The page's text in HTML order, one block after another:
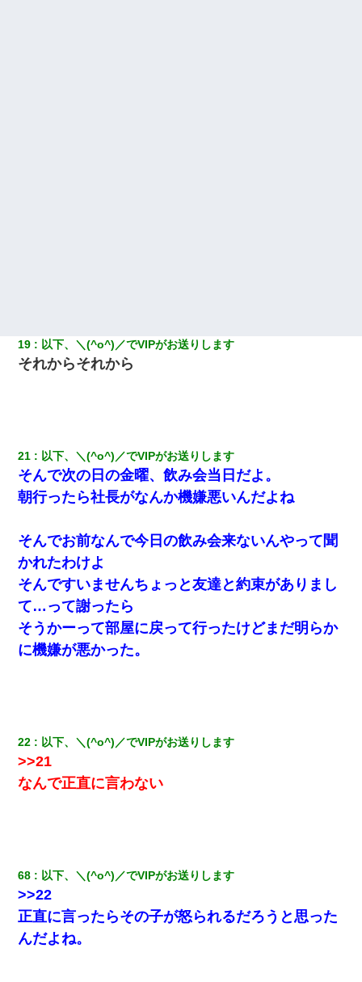
19 以下、＼(^o^)／でVIPがお送りします
それからそれから
21 以下、＼(^o^)／でVIPがお送りします
そんで次の日の金曜、飲み会当日だよ。
朝行ったら社長がなんか機嫌悪いんだよね
そんでお前なんで今日の飲み会来ないんやって聞
かれたわけよ
そんですいませんちょっと友達と約束がありまし
て…って謝ったら
そうかーって部屋に戻って行ったけどまだ明らか
に機嫌が悪かった。
22 以下、＼(^o^)／でVIPがお送りします
>>21
なんで正直に言わない
68 以下、＼(^o^)／でVIPがお送りします
>>22
正直に言ったらその子が怒られるだろうと思った
んだよね。